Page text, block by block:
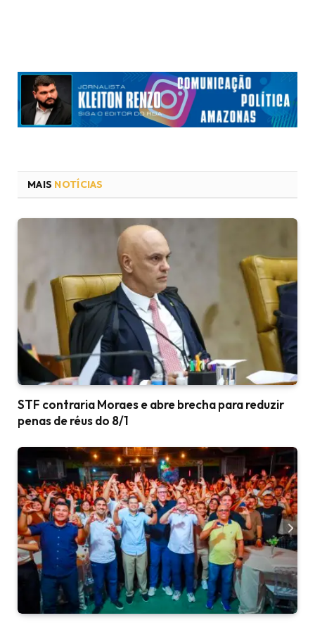
MAIS NOTÍCIAS
STF contraria Moraes e abre brecha para reduzir
penas de réus do 8/1